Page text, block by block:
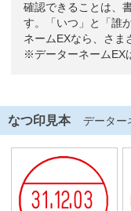
確認できることは、
す。「いつ」と「誰
ネームEXなら、さま
※データーネームEX
なつ印見本 データー